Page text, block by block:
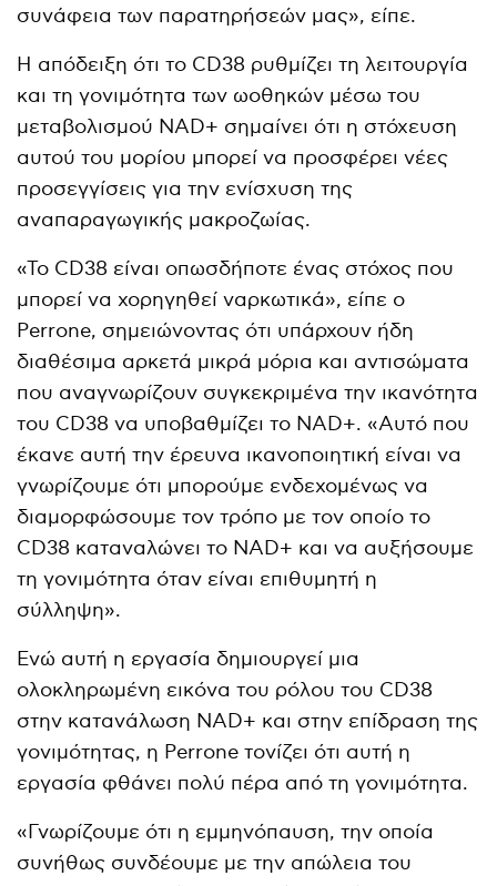
συνάφεια των παρατηρήσεών μας», είπε.
Η απόδειξη ότι το CD38 ρυθμίζει τη λειτουργία
και τη γονιμότητα των ωοθηκών μέσω του
μεταβολισμού NAD+ σημαίνει ότι η στόχευση
αυτού του μορίου μπορεί να προσφέρει νέες
προσεγγίσεις για την ενίσχυση της
αναπαραγωγικής μακροζωίας.
«Το CD38 είναι οπωσδήποτε ένας στόχος που
μπορεί να χορηγηθεί ναρκωτικά», είπε ο
Perrone, σημειώνοντας ότι υπάρχουν ήδη
διαθέσιμα αρκετά μικρά μόρια και αντισώματα
που αναγνωρίζουν συγκεκριμένα την ικανότητα
του CD38 να υποβαθμίζει το NAD+. «Αυτό που
έκανε αυτή την έρευνα ικανοποιητική είναι να
γνωρίζουμε ότι μπορούμε ενδεχομένως να
διαμορφώσουμε τον τρόπο με τον οποίο το
CD38 καταναλώνει το NAD+ και να αυξήσουμε
τη γονιμότητα όταν είναι επιθυμητή η
σύλληψη».
Ενώ αυτή η εργασία δημιουργεί μια
ολοκληρωμένη εικόνα του ρόλου του CD38
στην κατανάλωση NAD+ και στην επίδραση της
γονιμότητας, η Perrone τονίζει ότι αυτή η
εργασία φθάνει πολύ πέρα ​​από τη γονιμότητα.
«Γνωρίζουμε ότι η εμμηνόπαυση, την οποία
συνήθως συνδέουμε με την απώλεια του